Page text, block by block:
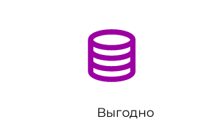
Выгодно